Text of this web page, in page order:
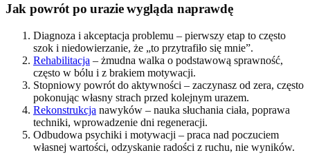
Jak powrót po urazie wygląda naprawdę
Diagnoza i akceptacja problemu – pierwszy etap to często
szok i niedowierzanie, że „to przytrafiło się mnie”.
Rehabilitacja – żmudna walka o podstawową sprawność,
często w bólu i z brakiem motywacji.
Stopniowy powrót do aktywności – zaczynasz od zera, często
pokonując własny strach przed kolejnym urazem.
Rekonstrukcja nawyków – nauka słuchania ciała, poprawa
techniki, wprowadzenie dni regeneracji.
Odbudowa psychiki i motywacji – praca nad poczuciem
własnej wartości, odzyskanie radości z ruchu, nie wyników.